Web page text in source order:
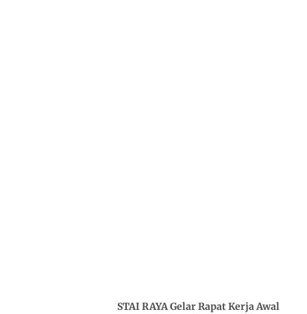
STAI RAYA Gelar Rapat Kerja Awal